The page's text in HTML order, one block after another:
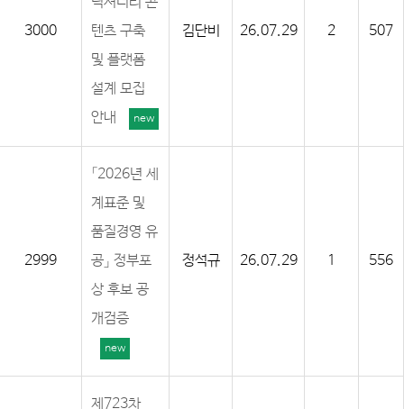
3000
텐츠 구축
및 플랫폼
설계 모집
안내
new
김단비 26.07.29 2 507
2999
「2026년 세
계표준 및
품질경영 유
공」 정부포
상 후보 공
개검증
new
정석규 26.07.29 1 556
제723차